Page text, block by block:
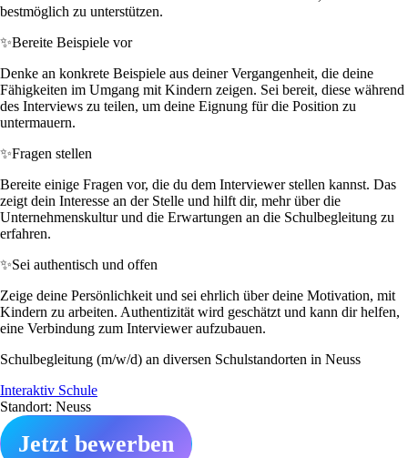
bestmöglich zu unterstützen.
✨Bereite Beispiele vor
Denke an konkrete Beispiele aus deiner Vergangenheit, die deine
Fähigkeiten im Umgang mit Kindern zeigen. Sei bereit, diese während
des Interviews zu teilen, um deine Eignung für die Position zu
untermauern.
✨Fragen stellen
Bereite einige Fragen vor, die du dem Interviewer stellen kannst. Das
zeigt dein Interesse an der Stelle und hilft dir, mehr über die
Unternehmenskultur und die Erwartungen an die Schulbegleitung zu
erfahren.
✨Sei authentisch und offen
Zeige deine Persönlichkeit und sei ehrlich über deine Motivation, mit
Kindern zu arbeiten. Authentizität wird geschätzt und kann dir helfen,
eine Verbindung zum Interviewer aufzubauen.
Schulbegleitung (m/w/d) an diversen Schulstandorten in Neuss
Interaktiv Schule
Standort: Neuss
Jetzt bewerben